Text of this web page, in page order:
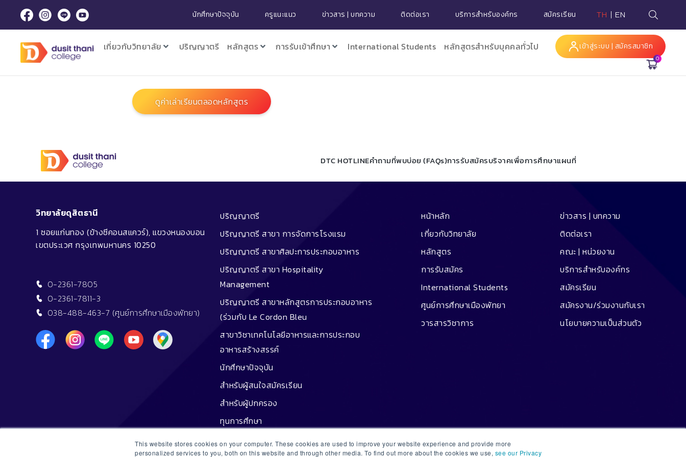
This website stores cookies on your computer. These cookies are used to improve your website experience and provide more
personalized services to you, both on this website and through other media. To find out more about the cookies we use, see our Privacy
นักศึกษาปัจจุบัน ครูแนะแนว ข่าวสาร | บทความ ติดต่อเรา บริการสำหรับองค์กร สมัครเรียน TH EN
เกี่ยวกับวิทยาลัย ปริญญาตรี หลักสูตร การรับเข้าศึกษา International Students หลักสูตรสำหรับบุคคลทั่วไป เข้าสู่ระบบ | สมัครสมาชิก
0
ดูค่าเล่าเรียนตลอดหลักสูตร
DTC HOTLINEคำถามที่พบบ่อย (FAQs)การรับสมัครบริจาคเพื่อการศึกษาแผนที่
วิทยาลัยดุสิตธานี
1 ซอยแก่นทอง (ข้างซีคอนสแควร์), แขวงหนองบอน
เขตประเวศ กรุงเทพมหานคร 10250
0-2361-7805
0-2361-7811-3
038-488-463-7 (ศูนย์การศึกษาเมืองพัทยา)
ปริญญาตรี
ปริญญาตรี สาขา การจัดการโรงแรม
ปริญญาตรี สาขาศิลปะการประกอบอาหาร
ปริญญาตรี สาขา Hospitality
Management
ปริญญาตรี สาขาหลักสูตรการประกอบอาหาร
(ร่วมกับ Le Cordon Bleu
สาขาวิชาเทคโนโลยีอาหารและการประกอบ
อาหารสร้างสรรค์
หน้าหลัก
เกี่ยวกับวิทยาลัย
หลักสูตร
การรับสมัคร
International Students
ศูนย์การศึกษาเมืองพัทยา
วารสารวิชาการ
ข่าวสาร | บทความ
ติดต่อเรา
คณะ | หน่วยงาน
บริการสำหรับองค์กร
สมัครเรียน
สมัครงาน/ร่วมงานกับเรา
นโยบายความเป็นส่วนตัว
นักศึกษาปัจจุบัน
สำหรับผู้สนใจสมัครเรียน
สำหรับผู้ปกครอง
ทุนการศึกษา